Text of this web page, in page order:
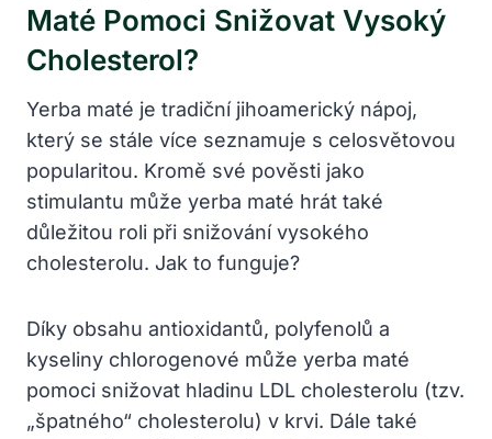
Maté Pomoci Snižovat Vysoký
Cholesterol?
Yerba maté je tradiční jihoamerický nápoj,
který se stále více seznamuje s celosvětovou
popularitou. Kromě své pověsti jako
stimulantu může yerba maté hrát také
důležitou roli při snižování vysokého
cholesterolu. Jak to funguje?
Díky obsahu antioxidantů, polyfenolů a
kyseliny chlorogenové může yerba maté
pomoci snižovat hladinu LDL cholesterolu (tzv.
„špatného“ cholesterolu) v krvi. Dále také